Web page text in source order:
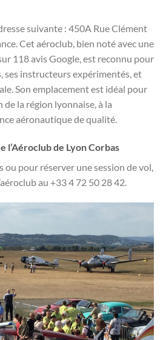
suivante : 450A Rue Clément
Cet aéroclub, bien noté avec une
118 avis Google, est reconnu pour
ses instructeurs expérimentés, et
Son emplacement est idéal pour
de la région lyonnaise, à la
aéronautique de qualité.
l’Aéroclub de Lyon Corbas
ou pour réserver une session de vol,
au +33 4 72 50 28 42.